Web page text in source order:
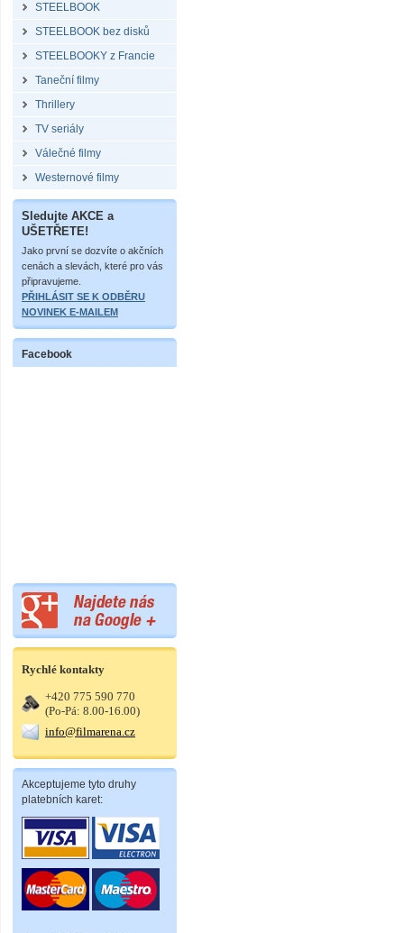
STEELBOOK
STEELBOOK bez disků
STEELBOOKY z Francie
Taneční filmy
Thrillery
TV seriály
Válečné filmy
Westernové filmy
Sledujte AKCE a
UŠETŘETE!
Jako první se dozvíte o akčních
cenách a slevách, které pro vás
připravujeme.
PŘIHLÁSIT SE K ODBĚRU
NOVINEK E-MAILEM
Facebook
Rychlé kontakty
+420 775 590 770
(Po-Pá: 8.00-16.00)
info@filmarena.cz
Akceptujeme tyto druhy
platebních karet: